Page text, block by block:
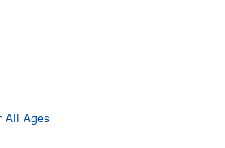
All Ages